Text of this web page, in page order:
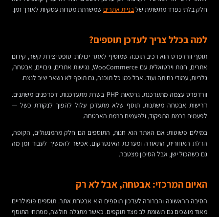
חלק בלתי נפרד מתשתית שלבניית אתרים שמשרתת מטרות עסקיות לאורך זמן.
למה בכלל צריך לעדכן תוספים?
תוסף וורדפרס הוא רכיב תוכנה שמוסיף לאתר יכולות: טופס יצירת קשר, קידום
אתרים, חנות וירטואלית עם WooCommerce, נגישות אתרים, גיבויים, אבטחה,
גלריות, עמודי נחיתה ועוד. אבל כמו כל תוכנה, גם תוסף לא נשאר יציב לנצח.
וורדפרס עצמה מתעדכנת. גרסאות PHP בשרת מתעדכנות. דפדפנים משתנים.
דרישות אבטחה משתנות. תוסף שלא מתעדכן עלול להפוך לנקודת כשל —
לפעמים ברמת התפקוד, ולפעמים ברמת האבטחה.
במילים פשוטות: אם האתר הוא חנות, התוספים הם חלק מהמנעולים, הקופה,
הדלת האחורית, התאורה ומערכת האינטרקום. אפשר להמשיך לעבוד זמן מה
גם כשהכול ישן, אבל הסיכון מצטבר.
האיום המרכזי: אבטחה, אבל לא רק
הסיבה הראשונה והברורה לעדכון תוספים היא אבטחת אתר. תוספים פופולריים
מאוד מושכים גם תשומת לב מצד תוקפים. כאשר מתגלה חולשה, מפתחי התוסף